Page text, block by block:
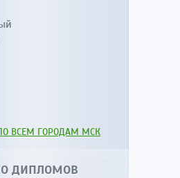
ВСЕМ ГОРОДАМ МСК
ДИПЛОМОВ